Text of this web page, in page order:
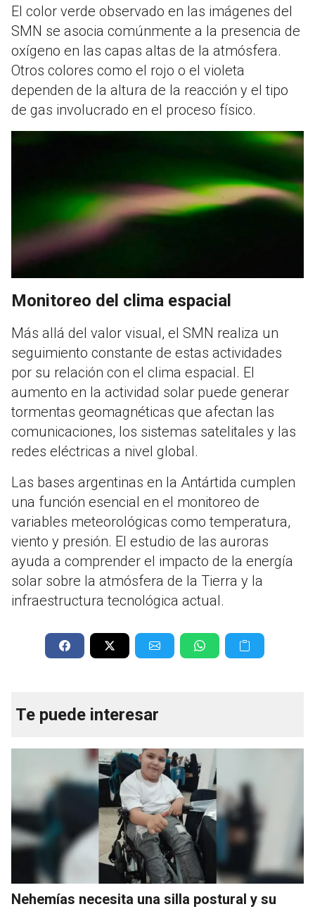
El color verde observado en las imágenes del
SMN se asocia comúnmente a la presencia de
oxígeno en las capas altas de la atmósfera.
Otros colores como el rojo o el violeta
dependen de la altura de la reacción y el tipo
de gas involucrado en el proceso físico.
Monitoreo del clima espacial
Más allá del valor visual, el SMN realiza un
seguimiento constante de estas actividades
por su relación con el clima espacial. El
aumento en la actividad solar puede generar
tormentas geomagnéticas que afectan las
comunicaciones, los sistemas satelitales y las
redes eléctricas a nivel global.
Las bases argentinas en la Antártida cumplen
una función esencial en el monitoreo de
variables meteorológicas como temperatura,
viento y presión. El estudio de las auroras
ayuda a comprender el impacto de la energía
solar sobre la atmósfera de la Tierra y la
infraestructura tecnológica actual.
Te puede interesar
Nehemías necesita una silla postural y su